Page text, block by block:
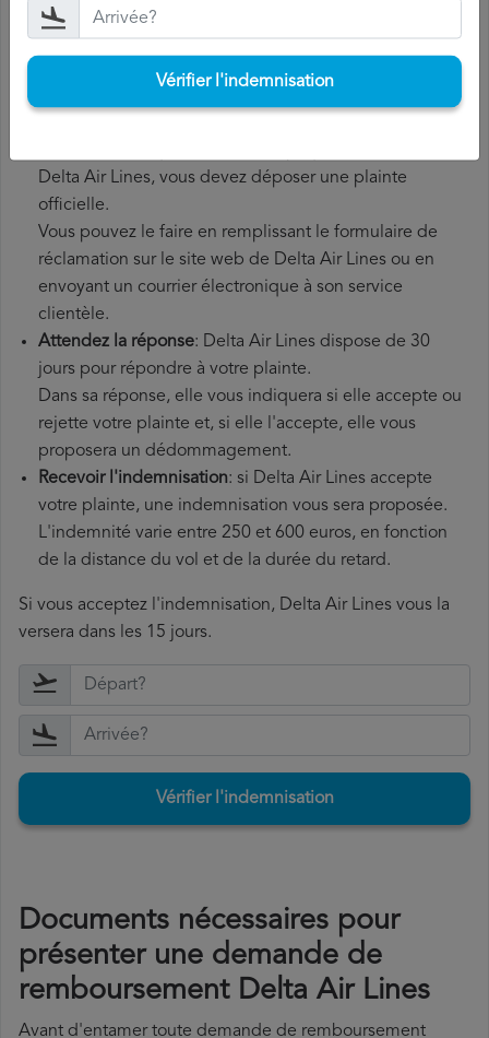
conserver tous les documents relatifs au vol, tels que la
carte d'embarquement, le billet et les reçus des frais
supplémentaires que vous avez éventuellement dû
Delta Air Lines, vous devez déposer une plainte
officielle.
Vous pouvez le faire en remplissant le formulaire de
réclamation sur le site web de Delta Air Lines ou en
envoyant un courrier électronique à son service
clientèle.
Attendez la réponse: Delta Air Lines dispose de 30
jours pour répondre à votre plainte.
Dans sa réponse, elle vous indiquera si elle accepte ou
rejette votre plainte et, si elle l'accepte, elle vous
proposera un dédommagement.
Recevoir l'indemnisation: si Delta Air Lines accepte
votre plainte, une indemnisation vous sera proposée.
L'indemnité varie entre 250 et 600 euros, en fonction
de la distance du vol et de la durée du retard.
Si vous acceptez l'indemnisation, Delta Air Lines vous la
versera dans les 15 jours.
Vérifier l'indemnisation
Documents nécessaires pour
présenter une demande de
remboursement Delta Air Lines
Avant d'entamer toute demande de remboursement
Vérifier l'indemnisation